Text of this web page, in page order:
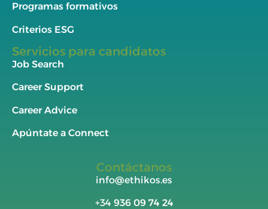
Programas formativos
Criterios ESG
Servicios para candidatos
Job Search
Career Support
Career Advice
Apúntate a Connect
Contáctanos
info@ethikos.es
+34 936 09 74 24